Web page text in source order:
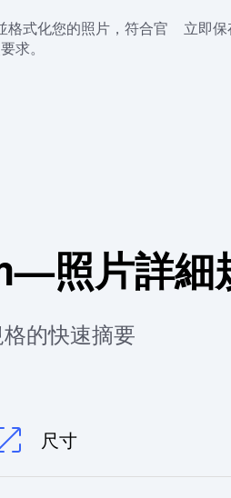
格式化您的照片，符合官
求。
立即
照片詳細
的快速摘要
尺寸